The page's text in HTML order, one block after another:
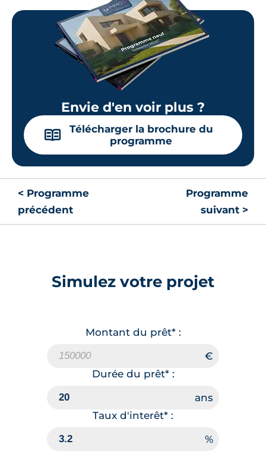
Envie d'en voir plus ?
📖
Télécharger la brochure du
programme
< Programme
précédent
Programme
suivant >
Simulez votre projet
Montant du prêt* :
Durée du prêt* :
Taux d'interêt* :